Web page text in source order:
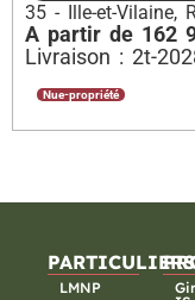
35 - Ille-et-Vilaine,
A partir de 162
Livraison : 2t-
Nue-propriété
PARTICULIERS
LMNP